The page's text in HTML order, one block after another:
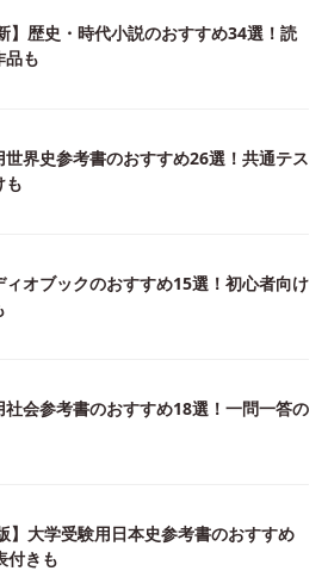
】歴史・時代小説のおすすめ34選！読
品も
世界史参考書のおすすめ26選！共通テス
も
ィオブックのおすすめ15選！初心者向け
社会参考書のおすすめ18選！一問一答の
】大学受験用日本史参考書のおすすめ
付きも